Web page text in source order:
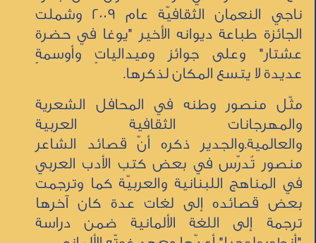
ناجي النعمان الثقافيّة عام 2009 وشملت
الجائزة طباعة ديوانه الأخير "يوغا في حضرة
عشتار" وعلى جوائز وميدالياتٍ وأوسمةٍ
عديدة لا يتسع المكان لذكرها.
مثّل منصور وطنه في المحافل الشعرية
والمهرجانات الثقافية العربية
والعالمية.والجدير ذكره أنّ قصائد الشاعر
منصور تُدرّس في بعض كتب الأدب العربي
في المناهج اللبنانية والعربيّة كما وترجمت
بعض قصائده إلى لغات عدة كان آخرها
ترجمة إلى اللغة الألمانية ضمن دراسة